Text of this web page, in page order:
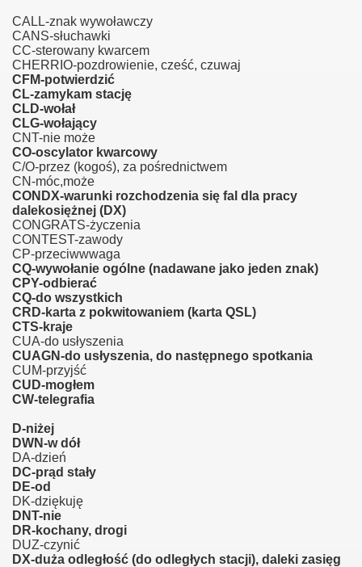
CALL-znak wywoławczy
CANS-słuchawki
CC-sterowany kwarcem
CHERRIO-pozdrowienie, cześć, czuwaj
CFM-potwierdzić
CL-zamykam stację
CLD-wołał
CLG-wołający
CNT-nie może
CO-oscylator kwarcowy
C/O-przez (kogoś), za pośrednictwem
CN-móc,może
CONDX-warunki rozchodzenia się fal dla pracy
dalekosiężnej (DX)
CONGRATS-życzenia
CONTEST-zawody
CP-przeciwwwaga
CQ-wywołanie ogólne (nadawane jako jeden znak)
CPY-odbierać
CQ-do wszystkich
CRD-karta z pokwitowaniem (karta QSL)
CTS-kraje
CUA-do usłyszenia
CUAGN-do usłyszenia, do następnego spotkania
CUM-przyjść
CUD-mogłem
CW-telegrafia
D-niżej
DWN-w dół
DA-dzień
DC-prąd stały
DE-od
DK-dziękuję
DNT-nie
DR-kochany, drogi
DUZ-czynić
DX-duża odległość (do odległych stacji), daleki zasięg